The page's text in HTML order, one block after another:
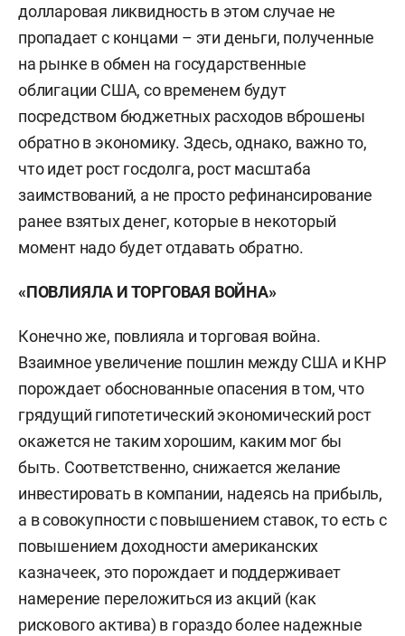
долларовая ликвидность в этом случае не
пропадает с концами – эти деньги, полученные
на рынке в обмен на государственные
облигации США, со временем будут
посредством бюджетных расходов вброшены
обратно в экономику. Здесь, однако, важно то,
что идет рост госдолга, рост масштаба
заимствований, а не просто рефинансирование
ранее взятых денег, которые в некоторый
момент надо будет отдавать обратно.
«ПОВЛИЯЛА И ТОРГОВАЯ ВОЙНА»
Конечно же, повлияла и торговая война.
Взаимное увеличение пошлин между США и КНР
порождает обоснованные опасения в том, что
грядущий гипотетический экономический рост
окажется не таким хорошим, каким мог бы
быть. Соответственно, снижается желание
инвестировать в компании, надеясь на прибыль,
а в совокупности с повышением ставок, то есть с
повышением доходности американских
казначеек, это порождает и поддерживает
намерение переложиться из акций (как
рискового актива) в гораздо более надежные